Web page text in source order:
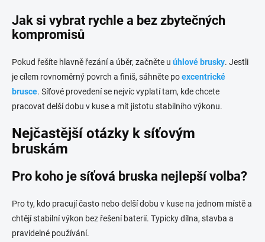
Jak si vybrat rychle a bez zbytečných
kompromisů
Pokud řešíte hlavně řezání a úběr, začněte u úhlové brusky. Jestli
je cílem rovnoměrný povrch a finiš, sáhněte poexcentrické
brusce. Síťové provedení se nejvíc vyplatí tam, kde chcete
pracovat delší dobu v kuse a mít jistotu stabilního výkonu.
Nejčastější otázky k síťovým
bruskám
Pro koho je síťová bruska nejlepší volba?
Pro ty, kdo pracují často nebo delší dobu v kuse na jednom místě a
chtějí stabilní výkon bez řešení baterií. Typicky dílna, stavba a
pravidelné používání.